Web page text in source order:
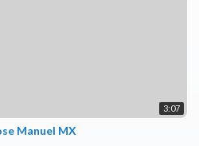
3:07
Manuel MX